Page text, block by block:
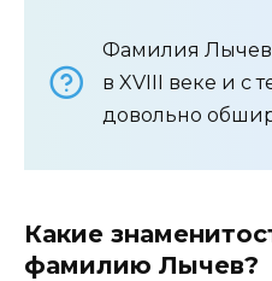
Фамилия Лычев
в XVIII веке и с
довольно
Какие
фамилию Лычев?